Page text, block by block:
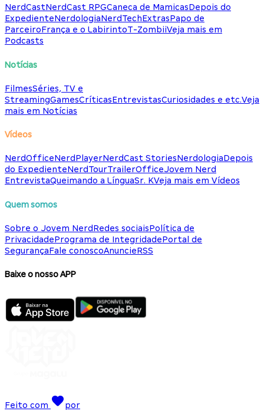
NerdCastNerdCast RPGCaneca de MamicasDepois do
ExpedienteNerdologiaNerdTechExtrasPapo de
ParceiroFrança e o LabirintoT-ZombiiVeja mais em
Podcasts
Notícias
FilmesSéries, TV e
StreamingGamesCríticasEntrevistasCuriosidades e etc.Veja
mais em Notícias
Vídeos
NerdOfficeNerdPlayerNerdCast StoriesNerdologiaDepois
do ExpedienteNerdTourTrailerOfficeJovem Nerd
EntrevistaQueimando a LínguaSr. KVeja mais em Vídeos
Quem somos
Sobre o Jovem NerdRedes sociaisPolítica de
PrivacidadePrograma de IntegridadePortal de
SegurançaFale conoscoAnuncieRSS
Baixe o nosso APP
Feito com
por